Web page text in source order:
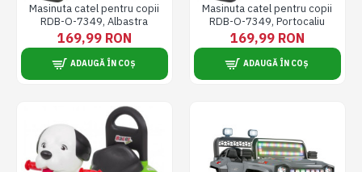
Masinuta catel pentru copii
RDB-O-7349, Albastra
169,99 RON
ADAUGĂ ÎN COȘ
Masinuta catel pentru copii
RDB-O-7349, Portocaliu
169,99 RON
ADAUGĂ ÎN COȘ